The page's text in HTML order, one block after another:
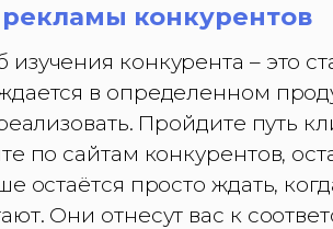
конкурентов
конкурента – это
в определенном
Пройдите путь
по сайтам конкурентов,
остаётся просто ждать,
Они отнесут вас к